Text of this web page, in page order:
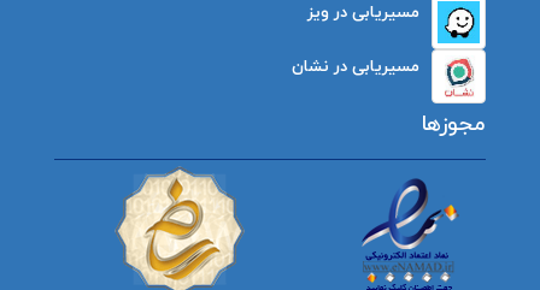
مسیریابی در ویز
مسیریابی در نشان
مجوزها